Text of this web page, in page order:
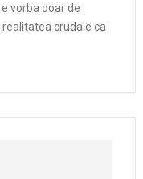
vorba doar de
cruda e ca